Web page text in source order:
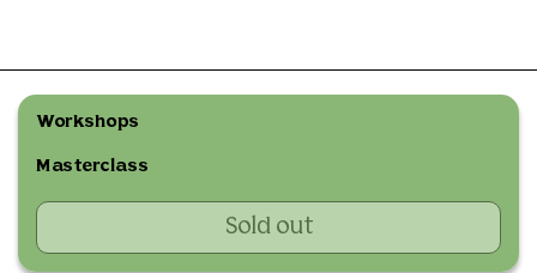
Workshops
Masterclass
Sold out